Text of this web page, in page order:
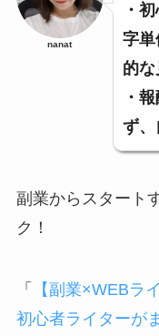
nanat
・
字単
的な
・
ず、
副業からスタート
ク！
「
【副業×WEBラ
初心者ライターが